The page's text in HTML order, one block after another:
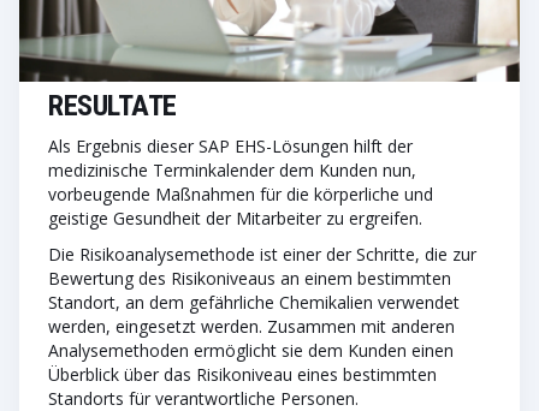
RESULTATE
Als Ergebnis dieser SAP EHS-Lösungen hilft der
medizinische Terminkalender dem Kunden nun,
vorbeugende Maßnahmen für die körperliche und
geistige Gesundheit der Mitarbeiter zu ergreifen.
Die Risikoanalysemethode ist einer der Schritte, die zur
Bewertung des Risikoniveaus an einem bestimmten
Standort, an dem gefährliche Chemikalien verwendet
werden, eingesetzt werden. Zusammen mit anderen
Analysemethoden ermöglicht sie dem Kunden einen
Überblick über das Risikoniveau eines bestimmten
Standorts für verantwortliche Personen.